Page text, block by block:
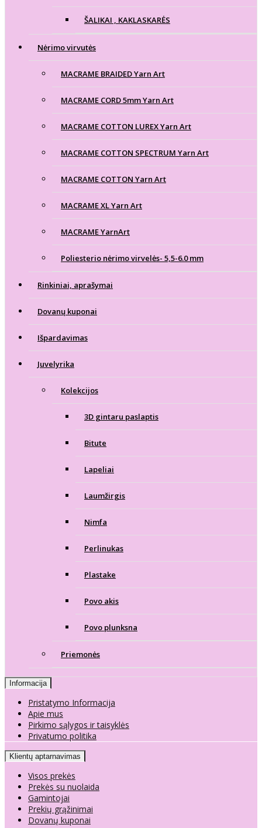
ŠALIKAI , KAKLASKARĖS
Nėrimo virvutės
MACRAME BRAIDED Yarn Art
MACRAME CORD 5mm Yarn Art
MACRAME COTTON LUREX Yarn Art
MACRAME COTTON SPECTRUM Yarn Art
MACRAME COTTON Yarn Art
MACRAME XL Yarn Art
MACRAME YarnArt
Poliesterio nėrimo virvelės- 5,5-6.0 mm
Rinkiniai, aprašymai
Dovanų kuponai
Išpardavimas
Juvelyrika
Kolekcijos
3D gintaru paslaptis
Bitute
Lapeliai
Laumžirgis
Nimfa
Perlinukas
Plastake
Povo akis
Povo plunksna
Priemonės
Informacija
Pristatymo Informacija
Apie mus
Pirkimo sąlygos ir taisyklės
Privatumo politika
Klientų aptarnavimas
Visos prekės
Prekės su nuolaida
Gamintojai
Prekių grąžinimai
Dovanų kuponai